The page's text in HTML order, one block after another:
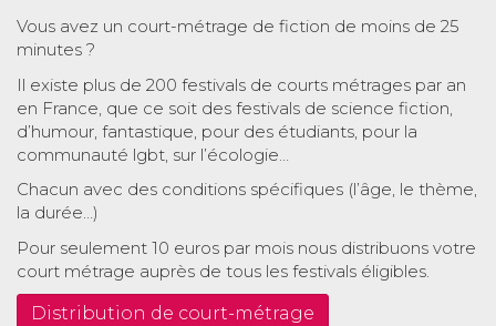
Vous avez un court-métrage de fiction de moins de 25
minutes ?
Il existe plus de 200 festivals de courts métrages par an
en France, que ce soit des festivals de science fiction,
d’humour, fantastique, pour des étudiants, pour la
communauté lgbt, sur l’écologie…
Chacun avec des conditions spécifiques (l’âge, le thème,
la durée…)
Pour seulement 10 euros par mois nous distribuons votre
court métrage auprès de tous les festivals éligibles.
Distribution de court-métrage